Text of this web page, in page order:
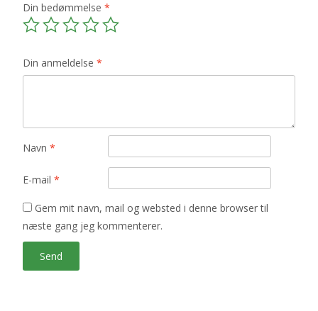
Din bedømmelse *
Din anmeldelse *
Navn *
E-mail *
Gem mit navn, mail og websted i denne browser til
næste gang jeg kommenterer.